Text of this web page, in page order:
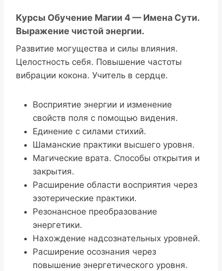
Курсы Обучение Магии 4 — Имена Сути.
Выражение чистой энергии.
Развитие могущества и силы влияния.
Целостность себя. Повышение частоты
вибрации кокона. Учитель в сердце.
Восприятие энергии и изменение
свойств поля с помощью видения.
Единение с силами стихий.
Шаманские практики высшего уровня.
Магические врата. Способы открытия и
закрытия.
Расширение области восприятия через
эзотерические практики.
Резонансное преобразование
энергетики.
Нахождение надсознательных уровней.
Расширение осознания через
повышение энергетического уровня.